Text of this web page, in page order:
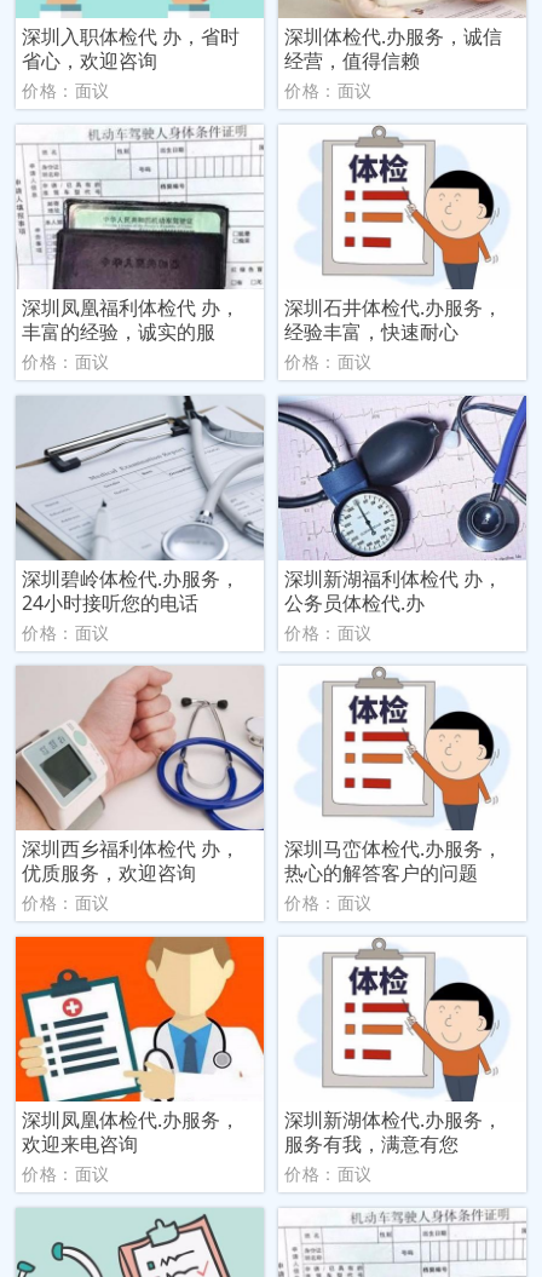
深圳入职体检代 办，省时
省心，欢迎咨询
价格：面议
深圳体检代.办服务，诚信
经营，值得信赖
价格：面议
深圳凤凰福利体检代 办，
丰富的经验，诚实的服
价格：面议
深圳石井体检代.办服务，
经验丰富，快速耐心
价格：面议
深圳碧岭体检代.办服务，
24小时接听您的电话
价格：面议
深圳新湖福利体检代 办，
公务员体检代.办
价格：面议
深圳西乡福利体检代 办，
优质服务，欢迎咨询
价格：面议
深圳马峦体检代.办服务，
热心的解答客户的问题
价格：面议
深圳凤凰体检代.办服务，
欢迎来电咨询
价格：面议
深圳新湖体检代.办服务，
服务有我，满意有您
价格：面议